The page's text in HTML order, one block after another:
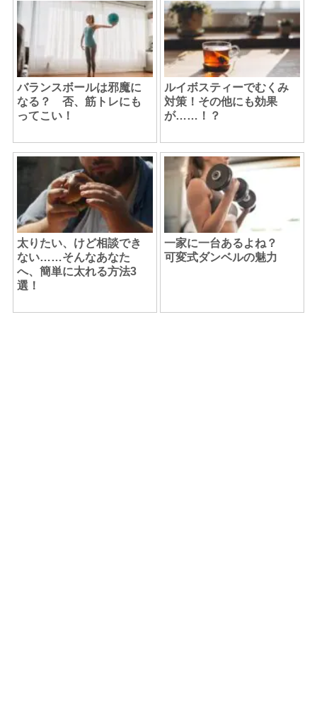
バランスボールは邪魔に
なる？ 否、筋トレにも
ってこい！
ルイボスティーでむくみ
対策！その他にも効果
が……！？
太りたい、けど相談でき
ない……そんなあなた
へ、簡単に太れる方法3
選！
一家に一台あるよね？
可変式ダンベルの魅力